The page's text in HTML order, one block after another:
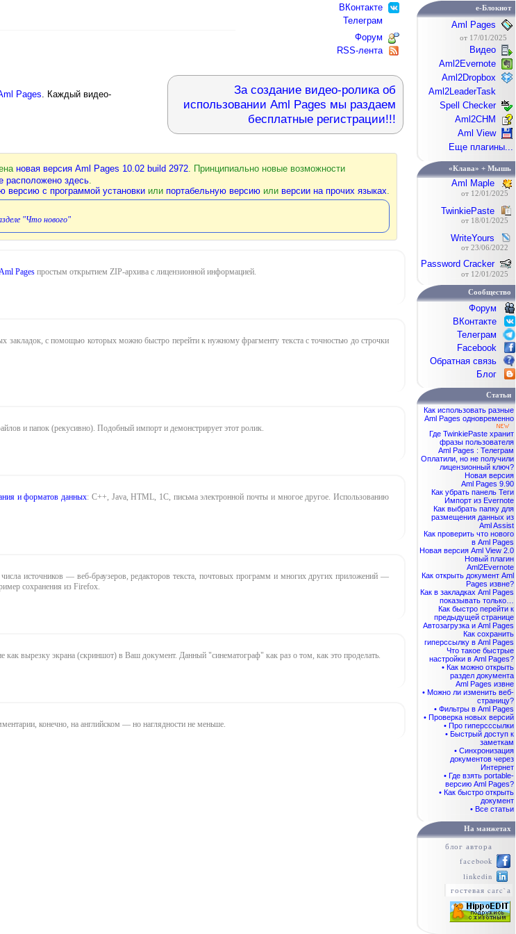
ВКонтакте
Телеграм
Форум
RSS-лента
Pages. Каждый видео-
За создание видео-ролика об
использовании Aml Pages мы раздаем
бесплатные регистрации!!!
новая версия Aml Pages 10.02 build 2972 . Принципиально новые возможности
здесь
версию с программой установки или портабельную версию или версии на прочих языках
"Что нового"
Pages простым открытием ZIP-архива с лицензионной информацией.
закладок, с помощью которых можно быстро перейти к нужному фрагменту текста с точностью до строчки
и папок (рекусивно). Подобный импорт и демонстрирует этот ролик.
и форматов данных: C++, Java, HTML, 1C, письма электронной почты и многое другое. Использованию
источников — веб-браузеров, редакторов текста, почтовых программ и многих других приложений —
сохранения из Firefox.
вырезку экрана (скриншот) в Ваш документ. Данный "синематограф" как раз о том, как это проделать.
конечно, на английском — но наглядности не меньше.
e-Блокнот
Aml Pages
от 17/01/2025
Видео
Aml2Evernote
Aml2Dropbox
Aml2LeaderTask
Spell Checker
Aml2CHM
Aml View
Еще плагины...
«Клава» + Мышь
Aml Maple
от 12/01/2025
TwinkiePaste
от 18/01/2025
WriteYours
от 23/06/2022
Password Cracker
от 12/01/2025
Сообщество
Форум
ВКонтакте
Телеграм
Facebook
Обратная связь
Блог
Статьи
Как использовать разные
Aml Pages одновременно
Где TwinkiePaste хранит
фразы пользователя
Aml Pages : Телеграм
Оплатили, но не получили
лицензионный ключ?
Новая версия
Aml Pages 9.90
Как убрать панель Теги
Импорт из Evernote
Как выбрать папку для
размещения данных из
Aml Assist
Как проверить что нового
в Aml Pages
Новая версия Aml View 2.0
Новый плагин
Aml2Evernote
Как открыть документ Aml
Pages извне?
Как в закладках Aml Pages
показывать только…
Как быстро перейти к
предыдущей странице
Автозагрузка и Aml Pages
Как сохранить
гиперссылку в Aml Pages
Что такое быстрые
настройки в Aml Pages?
• Как можно открыть
раздел документа
Aml Pages извне
• Можно ли изменить веб-
страницу?
• Фильтры в Aml Pages
• Проверка новых версий
• Про гиперсссылки
• Быстрый доступ к
заметкам
• Синхронизация
документов через
Интернет
• Где взять portable-
версию Aml Pages?
• Как быстро открыть
документ
• Все статьи
На манжетах
блог автора
facebook
linkedin
гостевая carc`а